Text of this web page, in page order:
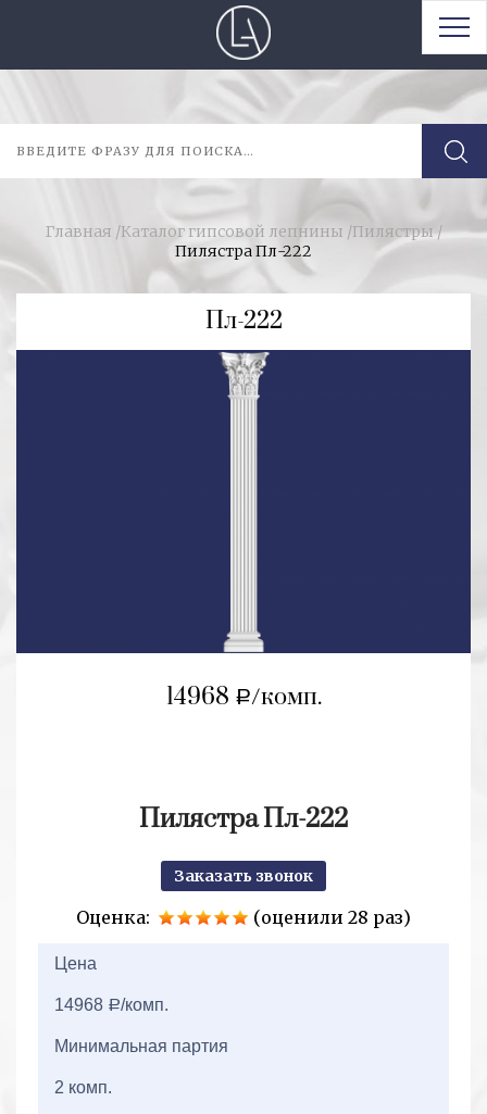
Главная /Каталог гипсовой лепнины /Пилястры/
Пилястра Пл-222
Пл-222
14968 a/комп.
Пилястра Пл-222
Заказать звонок
Оценка:
(оценили 28 раз)
Цена
14968 a/комп.
Минимальная партия
2 комп.